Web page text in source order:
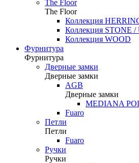
The Floor
The Floor
Коллекция
Коллекция STONE /
Коллекция WOOD
Фурнитура
Фурнитура
Дверные замки
Дверные замки
AGB
Дверные замки
MEDIANA
Fuaro
Петли
Петли
Fuaro
Ручки
Ручки